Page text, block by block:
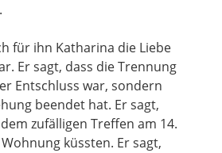
für ihn Katharina die Liebe
Er sagt, dass die Trennung
Entschluss war, sondern
beendet hat. Er sagt,
zufälligen Treffen am 14.
küssten. Er sagt,